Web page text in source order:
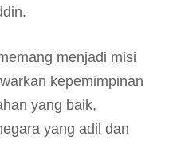
menjadi misi
kepemimpinan
yang baik,
yang adil dan